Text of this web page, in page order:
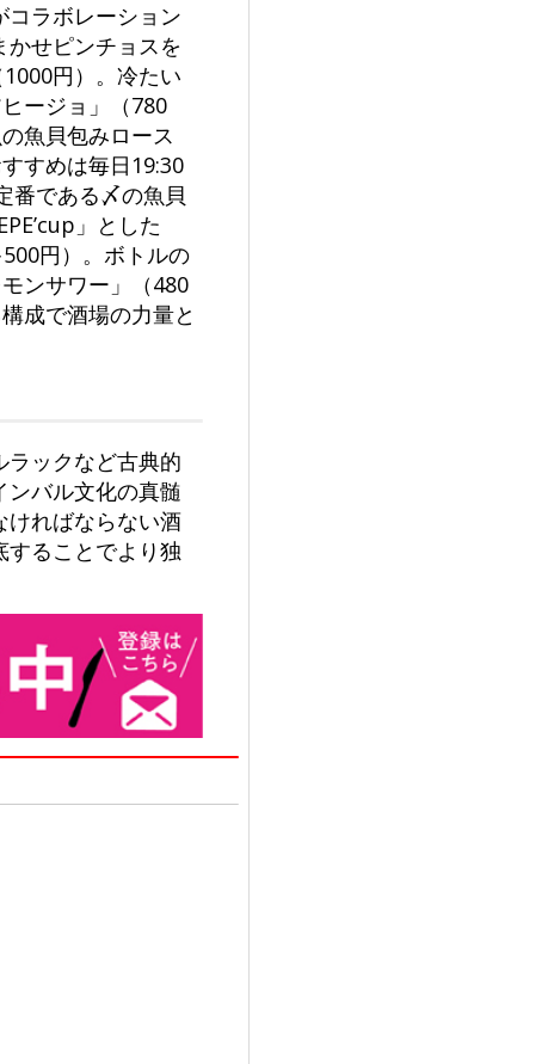
ラボレーション
せピンチョスを
円）。冷たい
ージョ」（780
魚貝包みロース
すめは毎日19:30
番である〆の魚貝
」とした
円）。ボトルの
ンサワー」（480
成で酒場の力量と
ックなど古典的
ンバル文化の真髄
ければならない酒
ることでより独